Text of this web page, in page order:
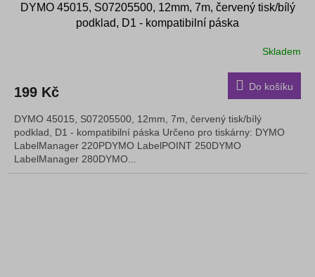
DYMO 45015, S07205500, 12mm, 7m, červený tisk/bílý
podklad, D1 - kompatibilní páska
Skladem
199 Kč Do košíku
DYMO 45015, S07205500, 12mm, 7m, červený tisk/bílý
podklad, D1 - kompatibilní páska Určeno pro tiskárny: DYMO
LabelManager 220PDYMO LabelPOINT 250DYMO
LabelManager 280DYMO...